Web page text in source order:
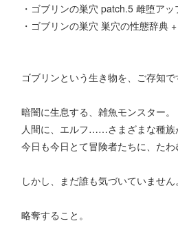
・ゴブリンの巣穴 patch.5 雌堕ア
・ゴブリンの巣穴 巣穴の性態辞典
ゴブリンという生き物を、ご存知で
暗闇に生息する、雑魚モンスター。
人間に、エルフ……さまざまな種族
今日も今日とて冒険者たちに、たわ
しかし、まだ誰も気づいていません。
略奪すること。